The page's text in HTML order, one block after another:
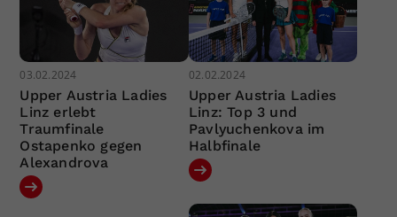
03.02.2024
Upper Austria Ladies
Linz erlebt
Traumfinale
Ostapenko gegen
Alexandrova
02.02.2024
Upper Austria Ladies
Linz: Top 3 und
Pavlyuchenkova im
Halbfinale